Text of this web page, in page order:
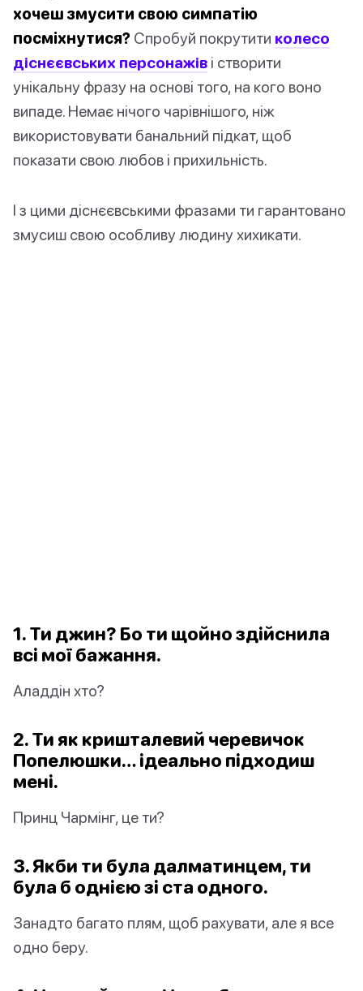
хочеш змусити свою симпатію
посміхнутися? Спробуй покрутити колесо
діснєєвських персонажів і створити
унікальну фразу на основі того, на кого воно
випаде. Немає нічого чарівнішого, ніж
використовувати банальний підкат, щоб
показати свою любов і прихильність.
І з цими діснєєвськими фразами ти гарантовано
змусиш свою особливу людину хихикати.
1. Ти джин? Бо ти щойно здійснила
всі мої бажання.
Аладдін хто?
2. Ти як кришталевий черевичок
Попелюшки… ідеально підходиш
мені.
Принц Чармінг, це ти?
3. Якби ти була далматинцем, ти
була б однією зі ста одного.
Занадто багато плям, щоб рахувати, але я все
одно беру.